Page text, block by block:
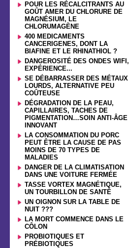
POUR LES RÉCALCITRANTS AU
GOÛT AMER DU CHLORURE DE
MAGNÉSIUM, LE
CHLORUMAGÈNE
400 MEDICAMENTS
CANCERIGENES, DONT LA
BIAFINE ET LE RHINATHIOL ?
DANGEROSITÉ DES ONDES WIFI,
EXPÉRIENCE...
SE DÉBARRASSER DES MÉTAUX
LOURDS, ALTERNATIVE PEU
COÛTEUSE
DÉGRADATION DE LA PEAU,
CAPILLAIRES, TACHES DE
PIGMENTATION…SOIN ANTI-ÂGE
INNOVANT
LA CONSOMMATION DU PORC
PEUT ÊTRE LA CAUSE DE PAS
MOINS DE 70 TYPES DE
MALADIES
DANGER DE LA CLIMATISATION
DANS UNE VOITURE FERMÉE
TASSE VORTEX MAGNÉTIQUE,
UN TOURBILLON DE SANTÉ
UN OIGNON SUR LA TABLE DE
NUIT ???
LA MORT COMMENCE DANS LE
CÔLON
PROBIOTIQUES ET
PRÉBIOTIQUES